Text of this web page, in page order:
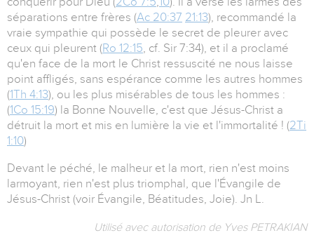
séparations entre frères (Ac 20:37 21:13), recommandé la
vraie sympathie qui possède le secret de pleurer avec
ceux qui pleurent (Ro 12:15, cf. Sir 7:34), et il a proclamé
qu'en face de la mort le Christ ressuscité ne nous laisse
point affligés, sans espérance comme les autres hommes
(1Th 4:13), ou les plus misérables de tous les hommes :
(1Co 15:19) la Bonne Nouvelle, c'est que Jésus-Christ a
détruit la mort et mis en lumière la vie et l'immortalité ! (2Ti
1:10)
Devant le péché, le malheur et la mort, rien n'est moins
larmoyant, rien n'est plus triomphal, que l'Évangile de
Jésus-Christ (voir Évangile, Béatitudes, Joie). Jn L.
Utilisé avec autorisation de Yves PETRAKIAN